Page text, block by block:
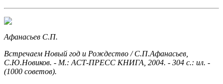
Афанасьев С.П.
Встречаем Новый год и Рождество / С.П.Афанасьев,
С.Ю.Новиков. - М.: АСТ-ПРЕСС КНИГА, 2004. - 304 с.: ил. -
(1000 советов).